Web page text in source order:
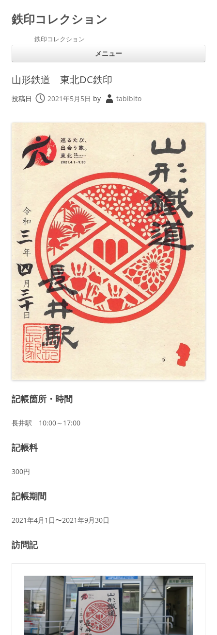
鉄印コレクション
鉄印コレクション
メニュー
山形鉄道 東北DC鉄印
投稿日 2021年5月5日 by tabibito
記帳箇所 ・ 時間
長井駅 10:00～17:00
記帳料
300円
記帳期間
2021年4月1日〜2021年9月30日
訪問記